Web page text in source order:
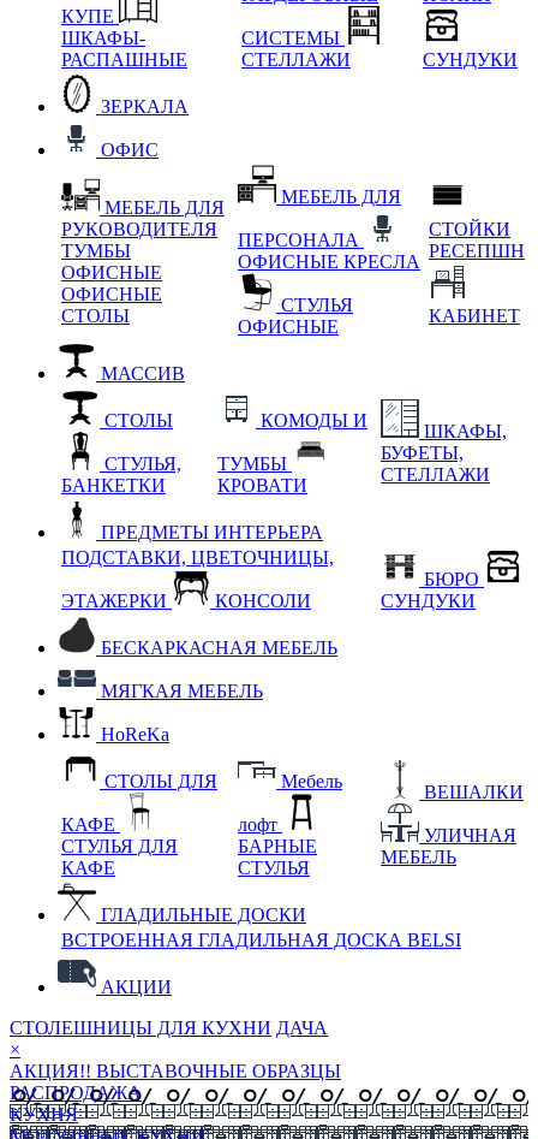
КУПЕ
ШКАФЫ-
РАСПАШНЫЕ
СИСТЕМЫ
СТЕЛЛАЖИ
СУНДУКИ
ЗЕРКАЛА
ОФИС
МЕБЕЛЬ ДЛЯ
РУКОВОДИТЕЛЯ
ТУМБЫ
ОФИСНЫЕ
ОФИСНЫЕ
СТОЛЫ
МЕБЕЛЬ ДЛЯ
ПЕРСОНАЛА
ОФИСНЫЕ КРЕСЛА
СТУЛЬЯ
ОФИСНЫЕ
СТОЙКИ
РЕСЕПШН
КАБИНЕТ
МАССИВ
СТОЛЫ
СТУЛЬЯ,
БАНКЕТКИ
КОМОДЫ И
ТУМБЫ
КРОВАТИ
ШКАФЫ,
БУФЕТЫ,
СТЕЛЛАЖИ
ПРЕДМЕТЫ ИНТЕРЬЕРА
ПОДСТАВКИ, ЦВЕТОЧНИЦЫ,
ЭТАЖЕРКИ КОНСОЛИ
БЮРО
СУНДУКИ
БЕСКАРКАСНАЯ МЕБЕЛЬ
МЯГКАЯ МЕБЕЛЬ
HoReKa
СТОЛЫ ДЛЯ
КАФЕ
СТУЛЬЯ ДЛЯ
КАФЕ
Мебель
лофт
БАРНЫЕ
СТУЛЬЯ
ВЕШАЛКИ
УЛИЧНАЯ
МЕБЕЛЬ
ГЛАДИЛЬНЫЕ ДОСКИ
ВСТРОЕННАЯ ГЛАДИЛЬНАЯ ДОСКА BELSI
АКЦИИ
СТОЛЕШНИЦЫ ДЛЯ КУХНИ ДАЧА
×
АКЦИЯ!! ВЫСТАВОЧНЫЕ ОБРАЗЦЫ
РАСПРОДАЖА
КУХНЯ